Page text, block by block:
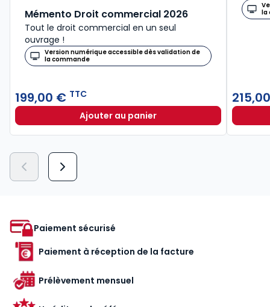
Mémento Droit commercial 2026
Tout le droit commercial en un seul
ouvrage !
Version numérique accessible dès validation de
la commande
199,00 € TTC
Ajouter au panierMémento Droit commercial 2026
la
Paiement sécurisé
Paiement à réception de la facture
Prélèvement mensuel